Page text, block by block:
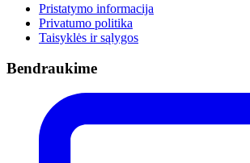
Pristatymo informacija
Privatumo politika
Taisyklės ir sąlygos
Bendraukime